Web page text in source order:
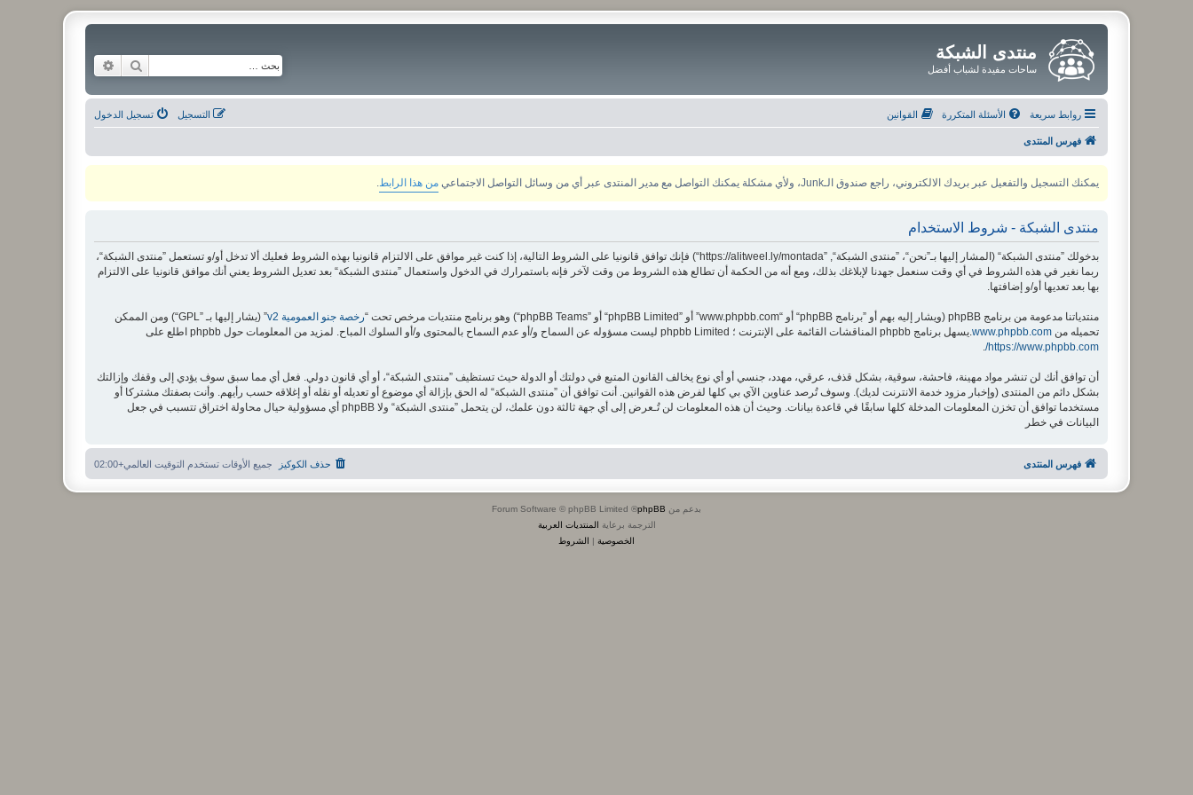
منتدى الشبكة
ساحات مفيدة لشباب أفضل بحث
روابط سريعة الأسئلة المتكررة القوانين تسجيل الدخول التسجيل
فهرس المنتدى
يمكنك التسجيل والتفعيل عبر بريدك الالكتروني، راجع صندوق الـJunk، ولأي مشكلة يمكنك التواصل مع مدير المنتدى عبر أي من وسائل التواصل الاجتماعي من هذا الرابط
منتدى الشبكة - شروط الاستخدام
بدخولك ”منتدى الشبكة“ (المشار إليها بـ”نحن“، ”منتدى الشبكة“, ”https://alitweel.ly/montada“) فإنك توافق قانونيا على الشروط التالية، إذا كنت غير موافق على الالتزام قانونيا بهذه الشروط فعليك ألا تدخل أو/و تستعمل ”منتدى الشبكة“،
ربما نغير في هذه الشروط في أي وقت سنعمل جهدنا لإبلاغك بذلك، ومع أنه من الحكمة أن تطالع هذه الشروط من وقت لآخر فإنه باستمرارك في الدخول واستعمال ”منتدى الشبكة“ بعد تعديل الشروط يعني أنك موافق قانونيا على الالتزام
بها بعد تعديها أو/و إضافتها.
منتدياتنا مدعومة من برنامج phpBB (ويشار إليه بهم أو ”برنامج phpBB“ أو “www.phpbb.com” أو ”phpBB Limited“ أو ”phpBB Teams“) وهو برنامج منتديات مرخص تحت “ رخصة جنو العمومية v2
” (يشار إليها بـ ”GPL“) ومن الممكن
تحميله من www.phpbb.com .يسهل برنامج phpbb المناقشات القائمة على الإنترنت ؛ phpbb Limited ليست مسؤوله عن السماح و/أو عدم السماح بالمحتوى و/أو السلوك المباح. لمزيد من المعلومات حول phpbb اطلع على
https://www.phpbb.com/
أن توافق أنك لن تنشر مواد مهينة، فاحشة، سوقية، بشكل قذف، عرقي، مهدد، جنسي أو أي نوع يخالف القانون المتبع في دولتك أو الدولة حيث تستظيف ”منتدى الشبكة“، أو أي قانون دولي. فعل أي مما سبق سوف يؤدي إلى وقفك وإزالتك
بشكل دائم من المنتدى (وإخبار مزود خدمة الانترنت لديك). وسوف تُرصد عناوين الآي بي كلها لفرض هذه القوانين. أنت توافق أن ”منتدى الشبكة“ له الحق بإزالة أي موضوع أو تعديله أو نقله أو إغلاقه حسب رأيهم. وأنت بصفتك مشتركا أو
مستخدما توافق أن تخزن المعلومات المدخلة كلها سابقًا في قاعدة بيانات. وحيث أن هذه المعلومات لن تُـعرض إلى أي جهة ثالثة دون علمك، لن يتحمل ”منتدى الشبكة“ ولا phpBB أي مسؤولية حيال محاولة اختراق تتسبب في جعل
البيانات في خطر
فهرس المنتدى جميع الأوقات تستخدم التوقيت العالمي+02:00 حذف الكوكيز
بدعم من phpBB
® Forum Software © phpBB Limited
الترجمة برعاية المنتديات العربية
الخصوصية | الشروط